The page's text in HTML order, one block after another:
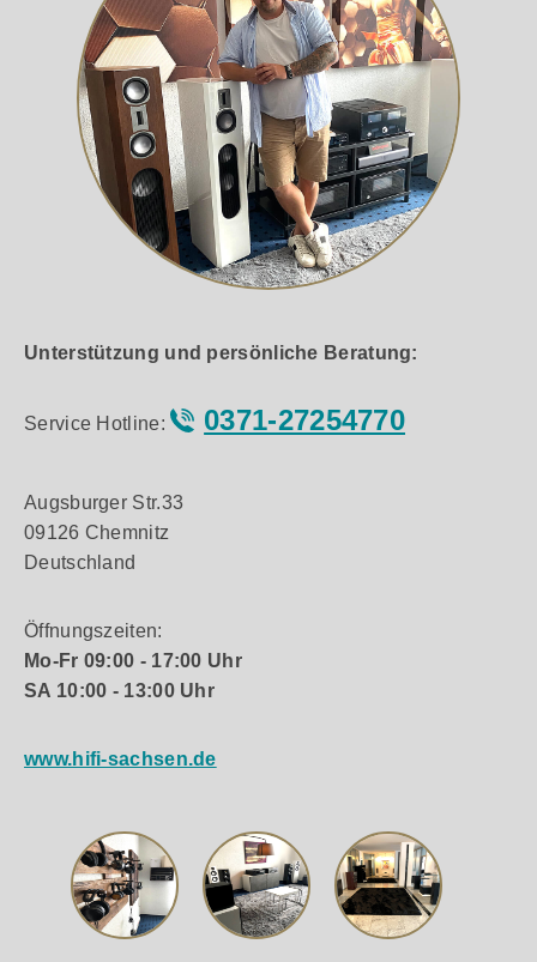
Unterstützung und persönliche Beratung:
Service Hotline: 0371-27254770
Augsburger Str.33
09126 Chemnitz
Deutschland
Öffnungszeiten:
Mo-Fr 09:00 - 17:00 Uhr
SA 10:00 - 13:00 Uhr
www.hifi-sachsen.de